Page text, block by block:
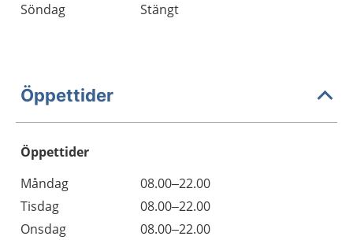
Söndag
Stängt
Öppettider
Öppettider
Dag
Öppettider
Kommentarer
Måndag
08.00–22.00
Tisdag
08.00–22.00
Onsdag
08.00–22.00